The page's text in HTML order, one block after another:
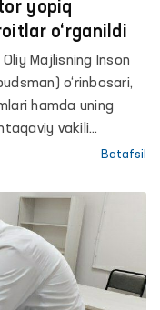
yopiq
o‘rganildi
Majlisning Inson
o‘rinbosari,
hamda uning
vakili
bir qatorBatafsil